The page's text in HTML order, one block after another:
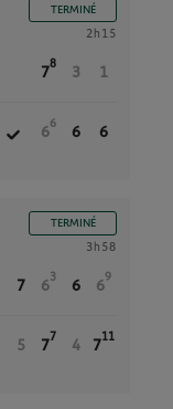
TERMINÉ
2h15
7
8
3 1
6
6
6 6
TERMINÉ
3h58
7 6
3
6 6
9
5 7
7
4 7
11